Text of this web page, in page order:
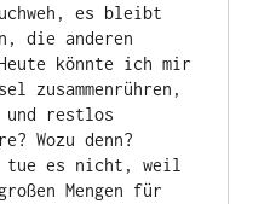
es bleibt
die anderen
könnte ich mir
zusammenrühren,
restlos
Wozu denn?
tue es nicht, weil
Mengen für